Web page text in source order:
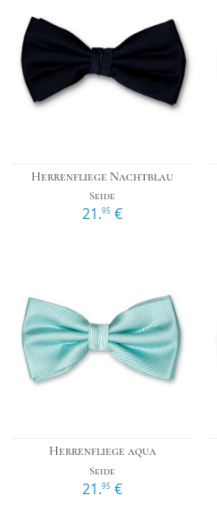
Herrenfliege Nachtblau
Seide
21.95 €
Herrenfliege aqua
Seide
21.95 €